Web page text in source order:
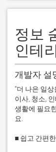
정보
인테
개발자 설
“더 나은 일
이사, 청소,
생활에 필요
요.
■ 쉽고 간편